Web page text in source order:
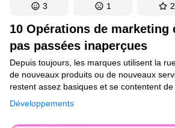
10 Opérations de marketing
pas passées inaperçues
Développements
Depuis toujours, les marques utilisent la
de nouveaux produits ou de nouveaux
restent assez basiques et se contentent
sur des panneaux publicitaires, d’autres
éléments qui nous entourent. L’espace
un véritable terrain de jeu et cela ne
3 1 2